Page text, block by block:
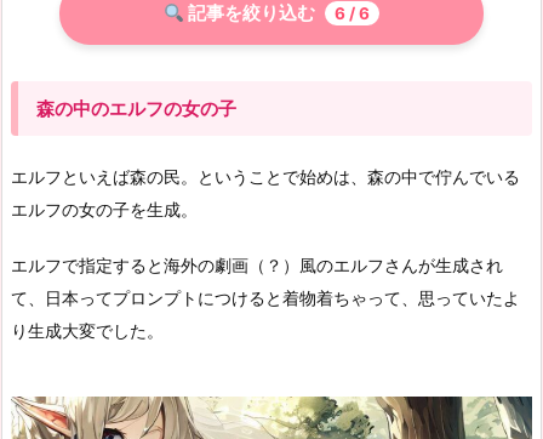
記事を絞り込む 6/ 6
森の中のエルフの女の子
エルフといえば森の民。ということで始めは、森の中で佇んでいる
エルフの女の子を生成。
エルフで指定すると海外の劇画（？）風のエルフさんが生成され
て、日本ってプロンプトにつけると着物着ちゃって、思っていたよ
り生成大変でした。